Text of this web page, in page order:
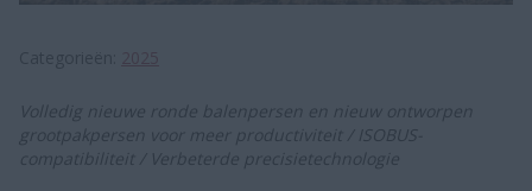
Volledig nieuwe ronde balenpersen en nieuw ontworpen
grootpakpersen voor meer productiviteit / ISOBUS-
compatibiliteit / Verbeterde precisietechnologie